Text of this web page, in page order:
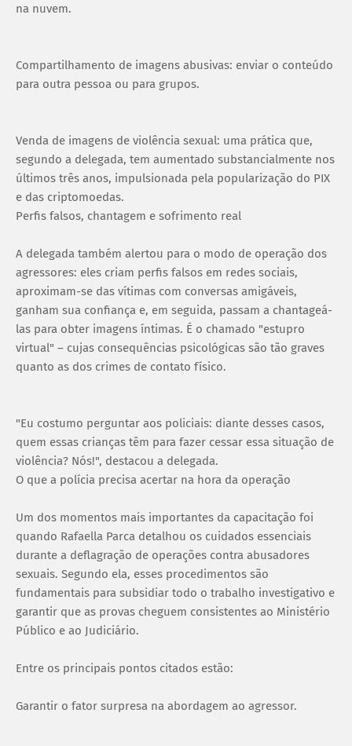
na nuvem.
Compartilhamento de imagens abusivas: enviar o conteúdo
para outra pessoa ou para grupos.
Venda de imagens de violência sexual: uma prática que,
segundo a delegada, tem aumentado substancialmente nos
últimos três anos, impulsionada pela popularização do PIX
e das criptomoedas.
Perfis falsos, chantagem e sofrimento real
A delegada também alertou para o modo de operação dos
agressores: eles criam perfis falsos em redes sociais,
aproximam-se das vítimas com conversas amigáveis,
ganham sua confiança e, em seguida, passam a chantageá-
las para obter imagens íntimas. É o chamado "estupro
virtual" – cujas consequências psicológicas são tão graves
quanto as dos crimes de contato físico.
"Eu costumo perguntar aos policiais: diante desses casos,
quem essas crianças têm para fazer cessar essa situação de
violência? Nós!", destacou a delegada.
O que a polícia precisa acertar na hora da operação
Um dos momentos mais importantes da capacitação foi
quando Rafaella Parca detalhou os cuidados essenciais
durante a deflagração de operações contra abusadores
sexuais. Segundo ela, esses procedimentos são
fundamentais para subsidiar todo o trabalho investigativo e
garantir que as provas cheguem consistentes ao Ministério
Público e ao Judiciário.
Entre os principais pontos citados estão:
Garantir o fator surpresa na abordagem ao agressor.